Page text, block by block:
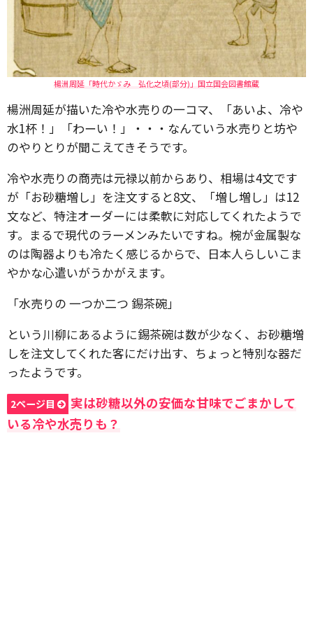
楊洲周延「時代かゞみ 弘化之頃(部分)」国立国会図書館蔵
楊洲周延が描いた冷や水売りの一コマ、「あいよ、冷や
水1杯！」「わーい！」・・・なんていう水売りと坊や
のやりとりが聞こえてきそうです。
冷や水売りの商売は元禄以前からあり、相場は4文です
が「お砂糖増し」を注文すると8文、「増し増し」は12
文など、特注オーダーには柔軟に対応してくれたようで
す。まるで現代のラーメンみたいですね。椀が金属製な
のは陶器よりも冷たく感じるからで、日本人らしいこま
やかな心遣いがうかがえます。
「水売りの 一つか二つ 錫茶碗」
という川柳にあるように錫茶碗は数が少なく、お砂糖増
しを注文してくれた客にだけ出す、ちょっと特別な器だ
ったようです。
2ページ目
実は砂糖以外の安価な甘味でごまかして
いる冷や水売りも？